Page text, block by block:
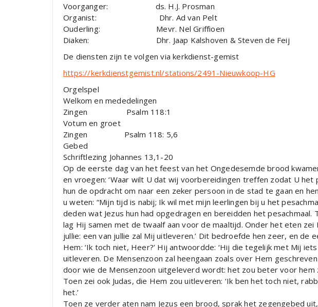
Voorganger: ds. H.J. Prosman
Organist: Dhr. Ad van Pelt
Ouderling: Mevr. Nel Griffioen
Diaken: Dhr. Jaap Kalshoven & Steven de Feij
De diensten zijn te volgen via kerkdienst-gemist
https://kerkdienstgemist.nl/stations/2491-Nieuwkoop-HG
Orgelspel
Welkom en mededelingen
Zingen Psalm 118:1
Votum en groet
Zingen Psalm 118: 5,6
Gebed
Schriftlezing Johannes 13,1-20
Op de eerste dag van het feest van het Ongedesemde brood
en vroegen: ‘Waar wilt U dat wij voorbereidingen treffen zodat U het
hun de opdracht om naar een zeker persoon in de stad te gaan en
u weten: “Mijn tijd is nabij; Ik wil met mijn leerlingen bij u het
deden wat Jezus hun had opgedragen en bereidden het pesachmaal.
lag Hij samen met de twaalf aan voor de maaltijd. Onder het eten zei
jullie: een van jullie zal Mij uitleveren.’ Dit bedroefde hen zeer, en de
Hem: ‘Ik toch niet, Heer?’ Hij antwoordde: ‘Hij die tegelijk met Mij
uitleveren. De Mensenzoon zal heengaan zoals over Hem
door wie de Mensenzoon uitgeleverd wordt: het zou beter voor hem
Toen zei ook Judas, die Hem zou uitleveren: ‘Ik ben het toch niet,
het.’
Toen ze verder aten nam Jezus een brood, sprak het zegengebed